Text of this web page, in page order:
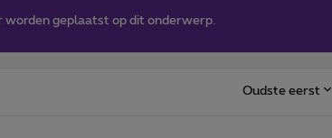
worden geplaatst op dit onderwerp.
Oudste eerst